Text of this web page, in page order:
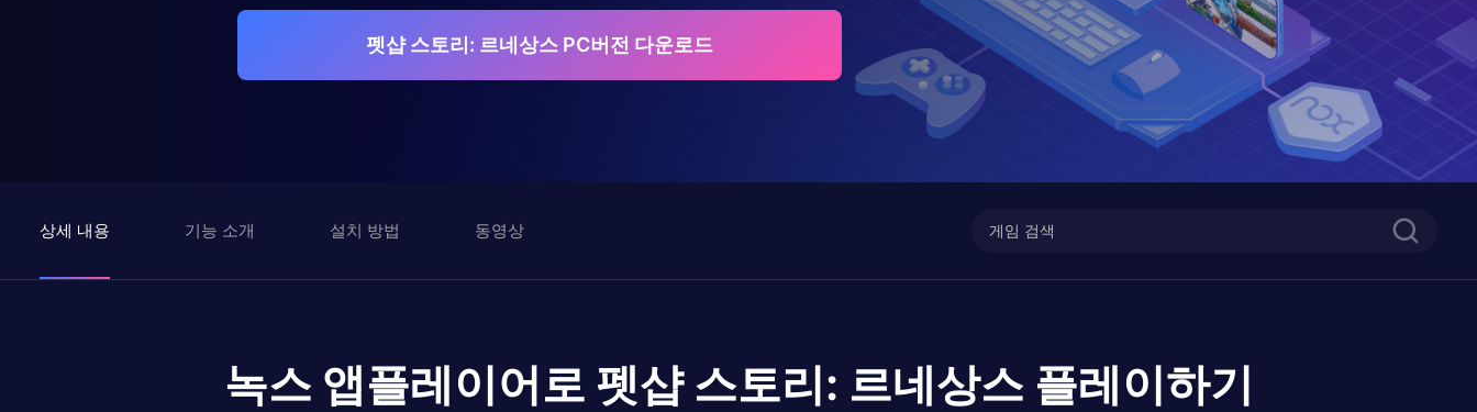
펫샵 스토리: 르네상스 PC버전 다운로드
상세 내용 기능 소개 설치 방법 동영상
녹스 앱플레이어로 펫샵 스토리: 르네상스 플레이하기